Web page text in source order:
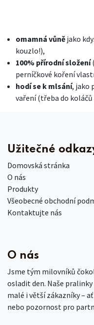
omamná vůně jako
kouzlo!),
100% přírodní složení
perníčkové koření
hodí se k mlsání, jako
vaření (třeba do
Užitečné
Domovská stránka
O nás
Produkty
Všeobecné obchodní
Kontaktujte nás
O nás
Jsme tým milovníků
osladit den. Naše
malé i větší zákazníky –
nebo pozornost pro